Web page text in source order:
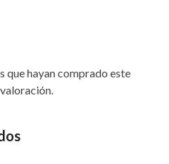
que hayan comprado este